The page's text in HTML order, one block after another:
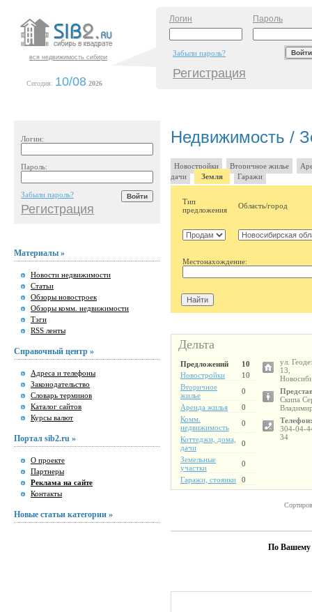
вся недвижимость сибири
Сегодня: 10/08 2026
Логин Пароль
Забыли пароль?
Регистрация
Логин:
Пароль:
Забыли пароль?
Регистрация
Материалы »
Новости недвижимости
Статьи
Обзоры новостроек
Обзоры комм. недвижимости
Тэги
RSS ленты
Справочный центр »
Адреса и телефоны
Законодательство
Словарь терминов
Каталог сайтов
Курсы валют
Портал sib2.ru »
О проекте
Партнеры
Реклама на сайте
Контакты
Новые статьи категории »
Недвижимость /
Новостройки Вторичное жилье
дачи
Земля Гаражи
Тип
предложения
Область/город
Местонахождение:
Дельта
Предложений
10
Новостройки
10
Вторичное
жилье
0
Аренда жилья
0
Комм.
недвижимость
0
Коттеджи, дома,
дачи
0
Земельные
участки
0
Гаражи, стоянки
0
ул.
13,
Cкипа
Телефон:
304-04-
34
По Вашему